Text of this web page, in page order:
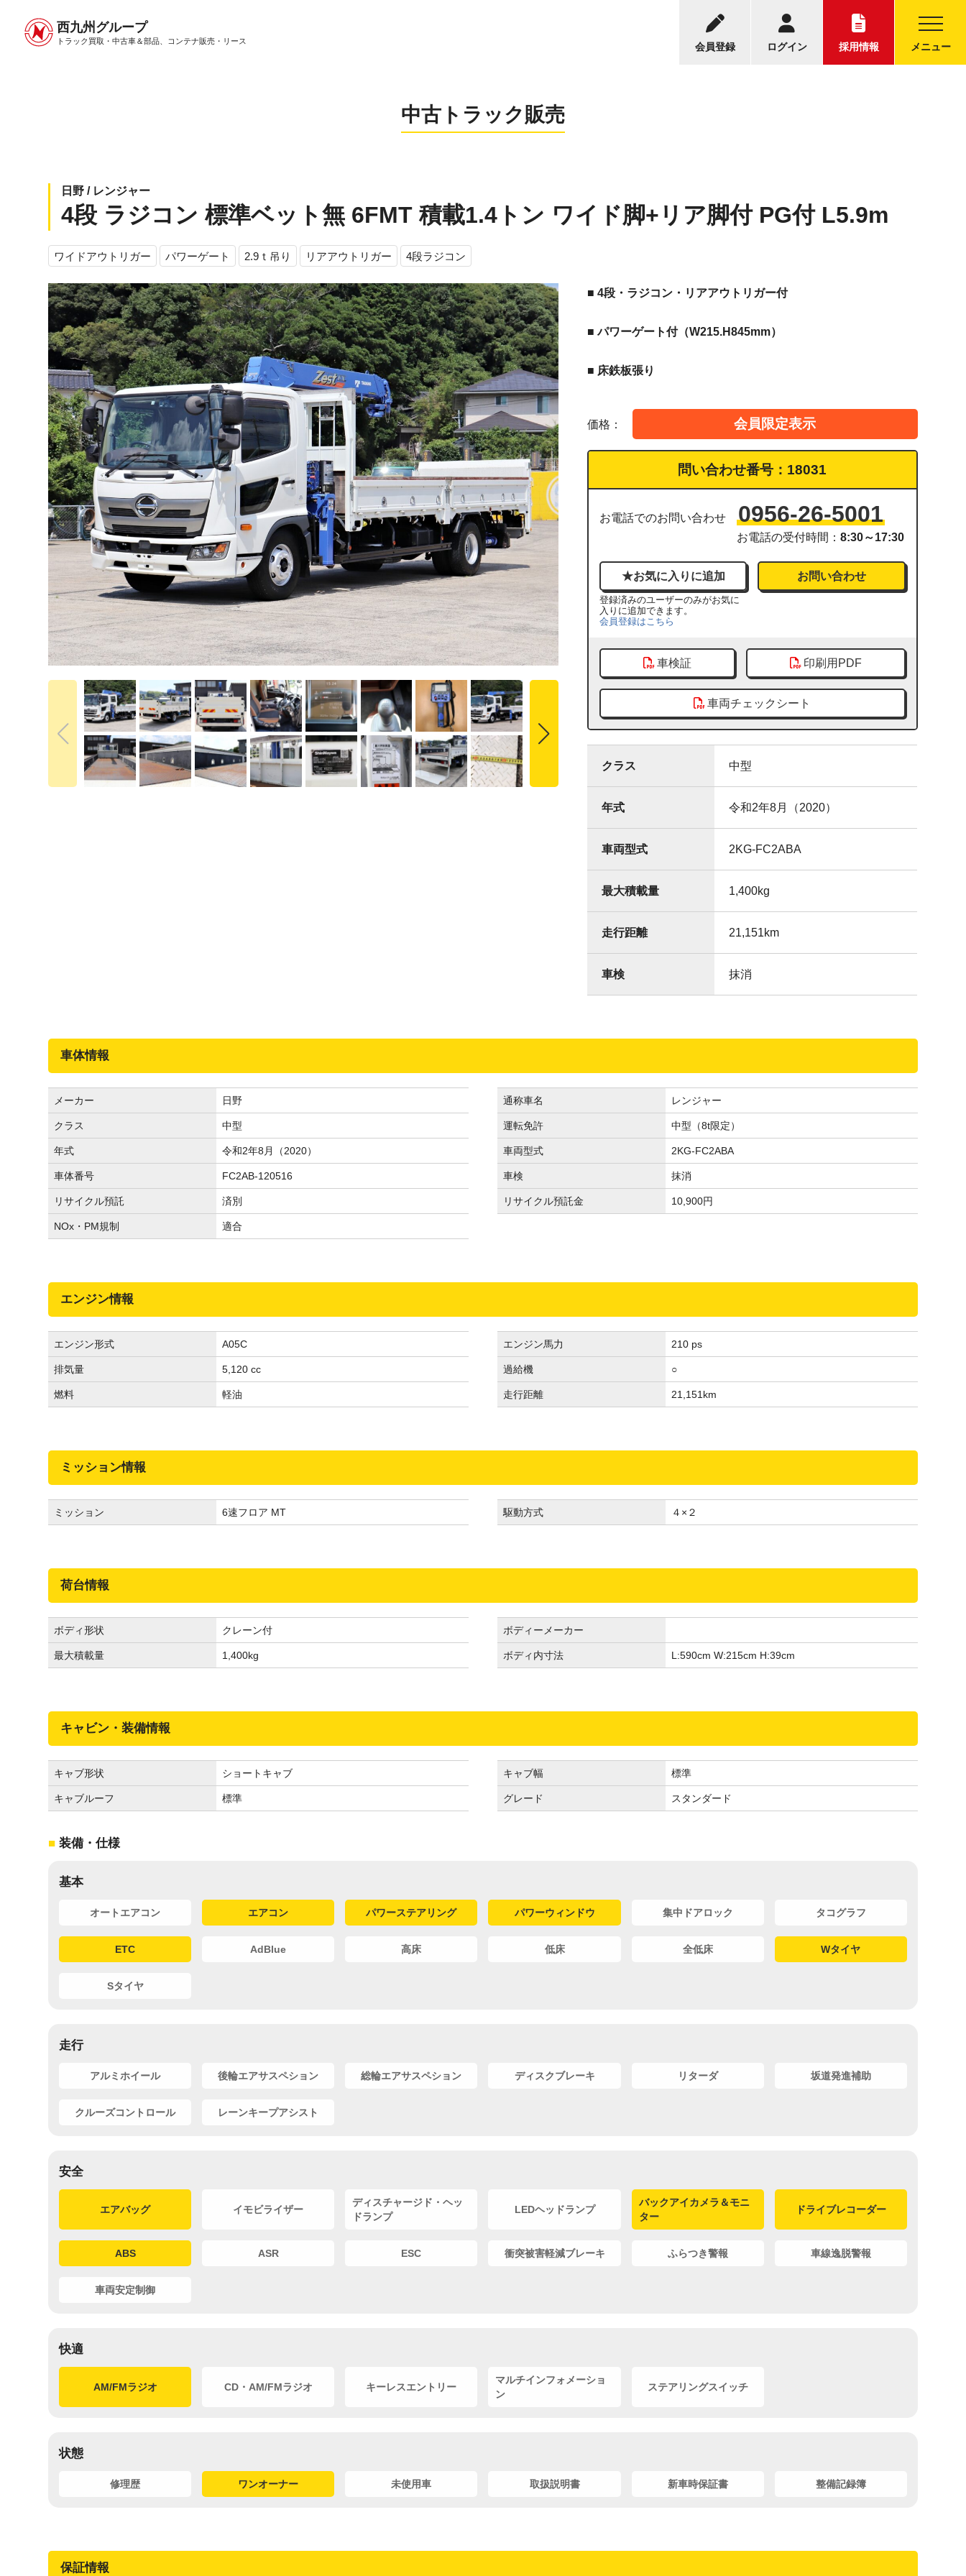
西九州グループ
トラック買取・中古車＆部品、 コンテナ販売・リース 会員登録 ログイン 採用情報 メニュー
中古トラック販売トップ
お電話の受付時間：8:30～17:30
中古トラックについてのお問い合わせ
中古トラック販売
日野 / レンジャー
4段 ラジコン 標準ベット無 6FMT 積載1.4トン ワイド脚+リア脚付 PG付 L5.9m
ワイドアウトリガー パワーゲート 2.9ｔ吊り リアアウトリガー 4段ラジコン
■ 4段・ラジコン・リアアウトリガー付
■ パワーゲート付（W215.H845mm）
■ 床鉄板張り
価格： 会員限定表示
問い合わせ番号： 18031
お電話でのお問い合わせ 0956-26-5001
お電話の受付時間： 8:30～17:30
登録済みのユーザーのみがお気に
入りに追加できます。
会員登録はこちら
お問い合わせ
車検証 印刷用PDF
車両チェックシート
クラス 中型
年式 令和2年8月（2020）
車両型式 2KG-FC2ABA
最大積載量 1,400kg
走行距離 21,151km
車検 抹消
車体情報
メーカー 日野 通称車名 レンジャー
クラス 中型 運転免許 中型（8t限定）
年式 令和2年8月（2020） 車両型式 2KG-FC2ABA
車体番号 FC2AB-120516 車検 抹消
リサイクル預託 済別 リサイクル預託金 10,900円
NOx・PM規制 適合
エンジン情報
エンジン形式 A05C エンジン馬力 210 ps
排気量 5,120 cc 過給機 ○
燃料 軽油 走行距離 21,151 km
ミッション情報
ミッション 6速フロア MT 駆動方式 ４×２
荷台情報
ボディ形状 クレーン付 ボディーメーカー
最大積載量 1,400kg ボディ内寸法 L:590cm W:215cm H:39cm
キャビン・装備情報
キャブ形状 ショートキャブ キャブ幅 標準
キャブルーフ 標準 グレード スタンダード
装備・仕様
基本
オートエアコン エアコン パワーステアリング パワーウィンドウ 集中ドアロック タコグラフ
ETC AdBlue 高床 低床 全低床 Wタイヤ
Sタイヤ
走行
アルミホイール 後輪エアサスペション 総輪エアサスペション ディスクブレーキ リターダ 坂道発進補助
クルーズコントロール レーンキープアシスト
安全
エアバッグ イモビライザー
ディスチャージド・ヘッ
ドランプ
LEDヘッドランプ
バックアイカメラ＆モニ
ター
ドライブレコーダー
ABS ASR ESC 衝突被害軽減ブレーキ ふらつき警報 車線逸脱警報
車両安定制御
快適
AM/FMラジオ CD・AM/FMラジオ キーレスエントリー
マルチインフォメーショ
ン
ステアリングスイッチ
状態
修理歴 ワンオーナー 未使用車 取扱説明書 新車時保証書 整備記録簿
保証情報